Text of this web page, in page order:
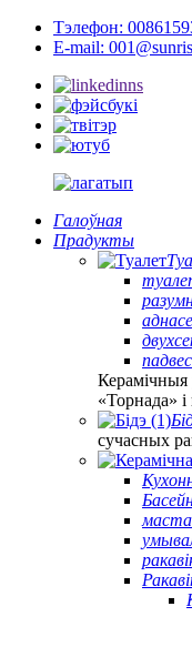
Тэлефон:
E-mail:
Галоўная
Прадукты
Керамічныя
«Торнада»
сучасных